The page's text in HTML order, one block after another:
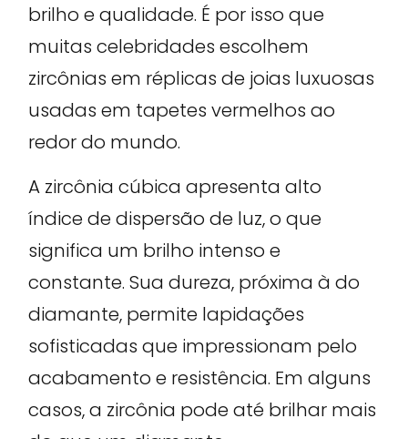
brilho e qualidade. É por isso que
muitas celebridades escolhem
zircônias em réplicas de joias luxuosas
usadas em tapetes vermelhos ao
redor do mundo.
A zircônia cúbica apresenta alto
índice de dispersão de luz, o que
significa um brilho intenso e
constante. Sua dureza, próxima à do
diamante, permite lapidações
sofisticadas que impressionam pelo
acabamento e resistência. Em alguns
casos, a zircônia pode até brilhar mais